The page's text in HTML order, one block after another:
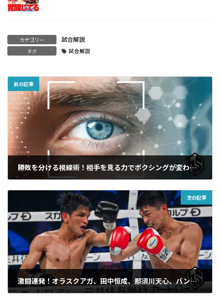
カテゴリー 試合解説
タグ 試合解説
前の記事
勝敗を分ける視線術！相手を見る力でボクシングが変わる｜ボクシング講座
次の記事
激闘連発！オラスクアガ、田中恒成、那須川天心、バンタム級最強王者中谷潤人に挑むペッチ・ソー・チットパッタナ、決戦の結果は！